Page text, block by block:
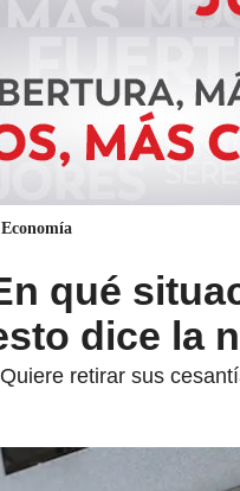
Economía
qué
dice la
retirar sus